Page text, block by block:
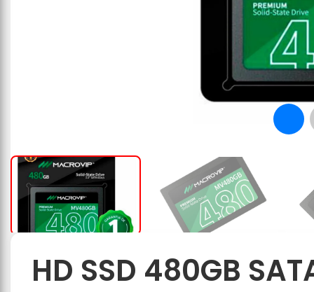
HD SSD 480GB